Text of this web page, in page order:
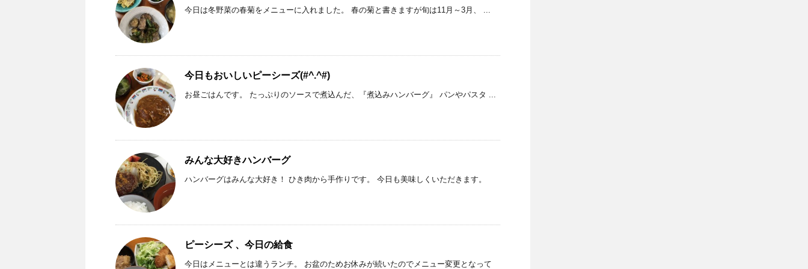
今日は冬野菜の春菊をメニューに入れました。 春の菊と書きますが旬は11月～3月、 ...
今日もおいしいピーシーズ(#^.^#)
お昼ごはんです。 たっぷりのソースで煮込んだ、『煮込みハンバーグ』 パンやパスタ ...
みんな大好きハンバーグ
ハンバーグはみんな大好き！ ひき肉から手作りです。 今日も美味しくいただきます。
ピーシーズ 、今日の給食
今日はメニューとは違うランチ。 お盆のためお休みが続いたのでメニュー変更となって